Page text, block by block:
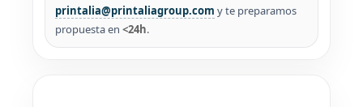
printalia@printaliagroup.com y te preparamos
propuesta en <24h.